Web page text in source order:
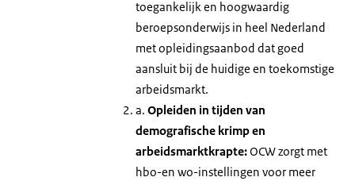
toegankelijk en hoogwaardig
beroepsonderwijs in heel Nederland
met opleidingsaanbod dat goed
aansluit bij de huidige en toekomstige
arbeidsmarkt.
a. Opleiden in tijden van
demografische krimp en
arbeidsmarktkrapte:OCW zorgt met
hbo-en wo-instellingen voor meer